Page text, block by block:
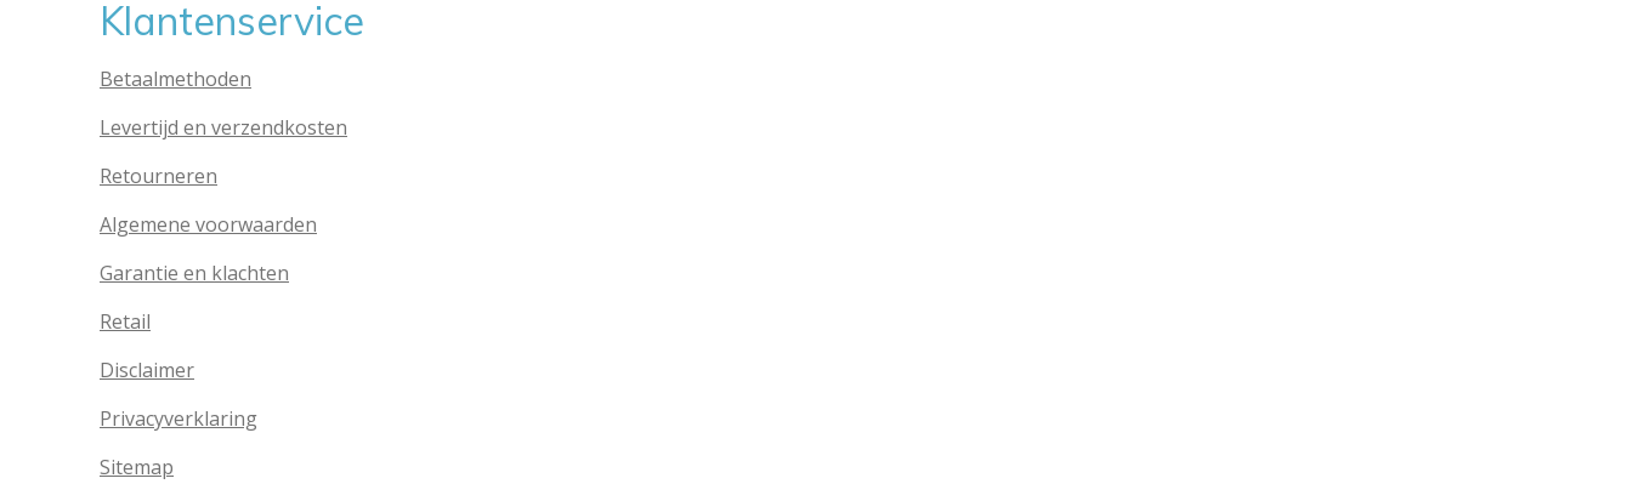
Klantenservice
Betaalmethoden
Levertijd en verzendkosten
Retourneren
Algemene voorwaarden
Garantie en klachten
Retail
Disclaimer
Privacyverklaring
Sitemap